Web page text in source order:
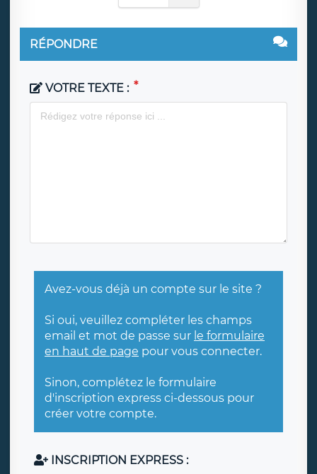
RÉPONDRE
VOTRE TEXTE :
Avez-vous déjà un compte sur le site ?
Si oui, veuillez compléter les champs
email et mot de passe sur le formulaire
en haut de page pour vous connecter.
Sinon, complétez le formulaire
d'inscription express ci-dessous pour
créer votre compte.
INSCRIPTION EXPRESS :